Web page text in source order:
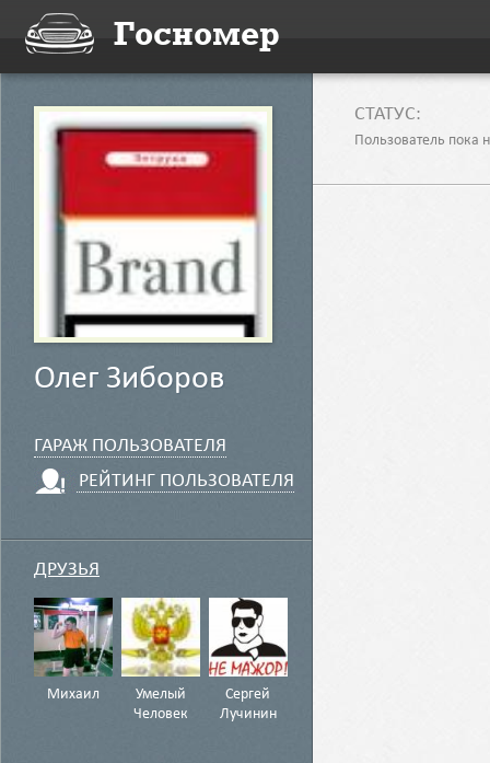
Госномер
Олег Зиборов
ГАРАЖ ПОЛЬЗОВАТЕЛЯ
РЕЙТИНГ ПОЛЬЗОВАТЕЛЯ
ДРУЗЬЯ
Михаил
Умелый
Человек
Сергей
Лучинин
CТАТУС:
Пользователь пока